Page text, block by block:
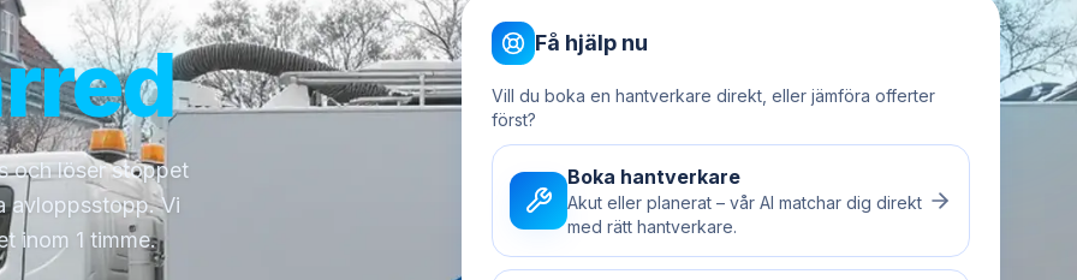
och löser stoppet
avloppsstopp. Vi
inom 1 timme.
Få hjälp nu
Vill du boka en hantverkare direkt, eller jämföra offerter
först?
Boka hantverkare
Akut eller planerat – vår AI matchar dig direkt
med rätt hantverkare.